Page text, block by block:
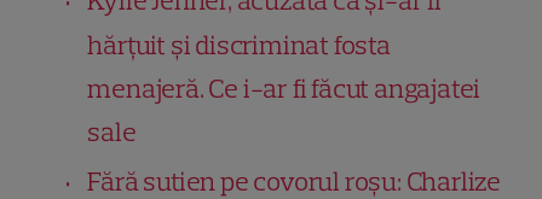
hărțuit și discriminat fosta
menajeră. Ce i-ar fi făcut angajatei
sale
Fără sutien pe covorul roșu: Charlize